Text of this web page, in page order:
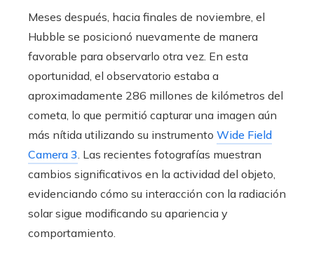
Meses después, hacia finales de noviembre, el
Hubble se posicionó nuevamente de manera
favorable para observarlo otra vez. En esta
oportunidad, el observatorio estaba a
aproximadamente 286 millones de kilómetros del
cometa, lo que permitió capturar una imagen aún
más nítida utilizando su instrumento Wide Field
Camera 3 . Las recientes fotografías muestran
cambios significativos en la actividad del objeto,
evidenciando cómo su interacción con la radiación
solar sigue modificando su apariencia y
comportamiento.